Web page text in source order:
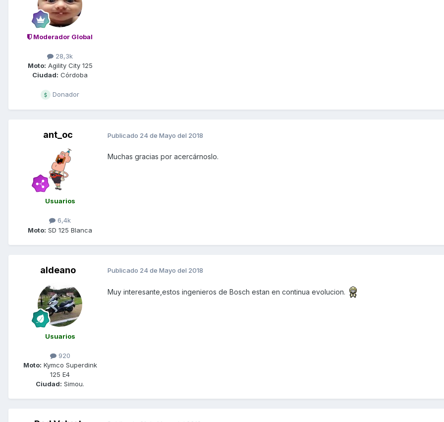
Moderador Global
28,3k
Moto: Agility City 125
Ciudad: Córdoba
Donador
ant_oc
Usuarios
6,4k
Moto: SD 125 Blanca
Publicado 24 de Mayo del 2018
Muchas gracias por acercárnoslo.
aldeano
Usuarios
920
Moto: Kymco Superdink
125 E4
Ciudad: Simou.
Publicado 24 de Mayo del 2018
Muy interesante,estos ingenieros de Bosch estan en continua evolucion.